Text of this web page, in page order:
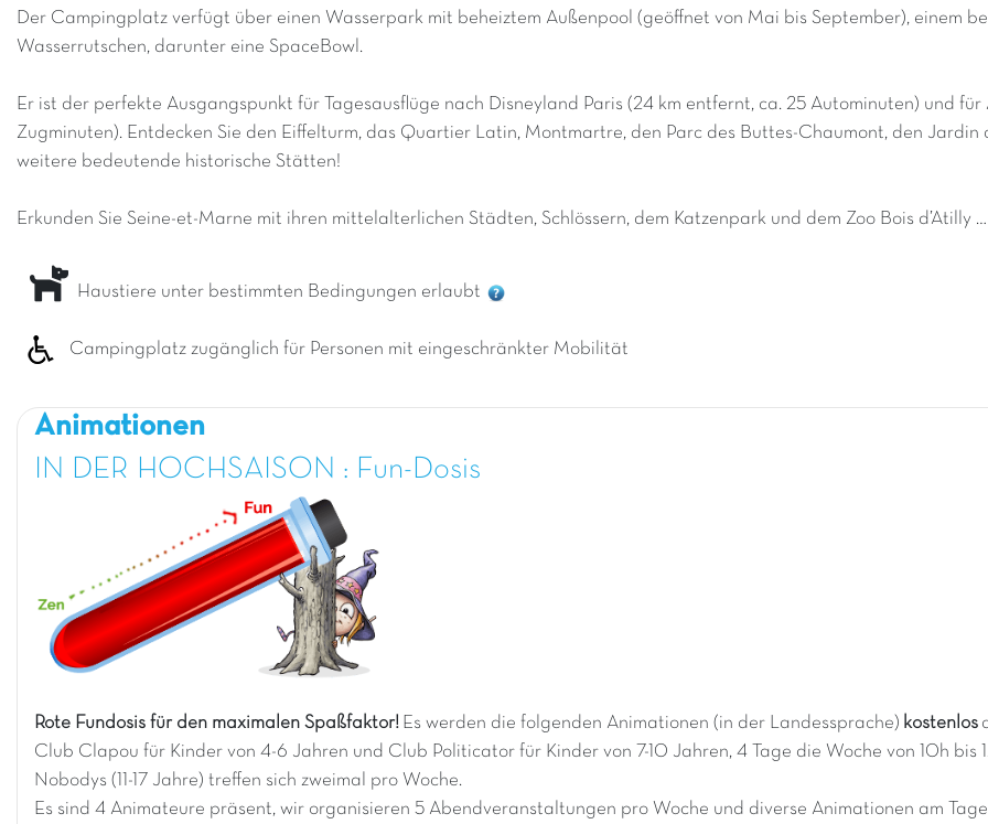
Der Campingplatz verfügt über einen Wasserpark mit beheiztem Außenpool (geöffnet von Mai bis September), einem
Wasserrutschen, darunter eine SpaceBowl.
Er ist der perfekte Ausgangspunkt für Tagesausflüge nach Disneyland Paris (24 km entfernt, ca. 25 Autominuten) und
Zugminuten). Entdecken Sie den Eiffelturm, das Quartier Latin, Montmartre, den Parc des Buttes-Chaumont, den
weitere bedeutende historische Stätten!
Erkunden Sie Seine-et-Marne mit ihren mittelalterlichen Städten, Schlössern, dem Katzenpark und dem Zoo Bois d’Atilly
Haustiere unter bestimmten Bedingungen erlaubt
Campingplatz zugänglich für Personen mit eingeschränkter Mobilität
Animationen
IN DER HOCHSAISON : Fun-Dosis
Rote Fundosis für den maximalen Spaßfaktor! Es werden die folgenden Animationen (in der Landessprache) kostenlos
Club Clapou für Kinder von 4-6 Jahren und Club Politicator für Kinder von 7-10 Jahren, 4 Tage die Woche von 10h bis
Nobodys (11-17 Jahre) treffen sich zweimal pro Woche.
Es sind 4 Animateure präsent, wir organisieren 5 Abendveranstaltungen pro Woche und diverse Animationen am